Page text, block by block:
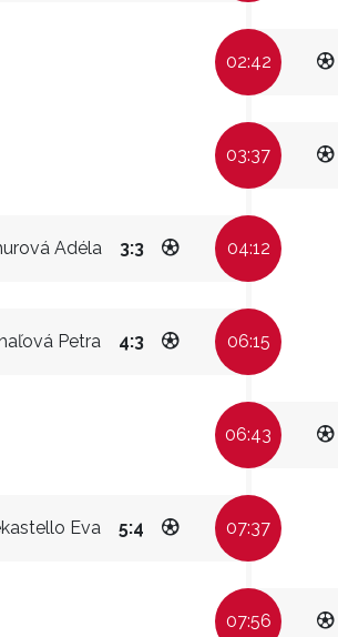
02:42
03:37
Adéla 3:3 04:12
Petra 4:3 06:15
06:43
Eva 5:4 07:37
07:56